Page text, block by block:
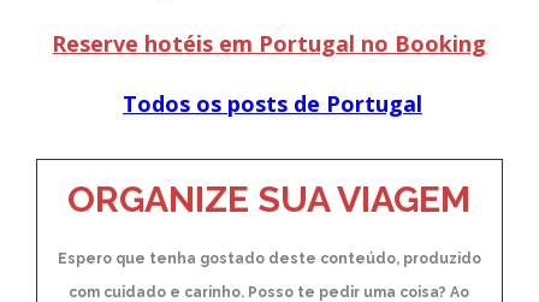
Reserve hotéis em Portugal no Booking
Todos os posts de Portugal
ORGANIZE SUA VIAGEM
Espero que tenha gostado deste conteúdo, produzido
com cuidado e carinho. Posso te pedir uma coisa? Ao